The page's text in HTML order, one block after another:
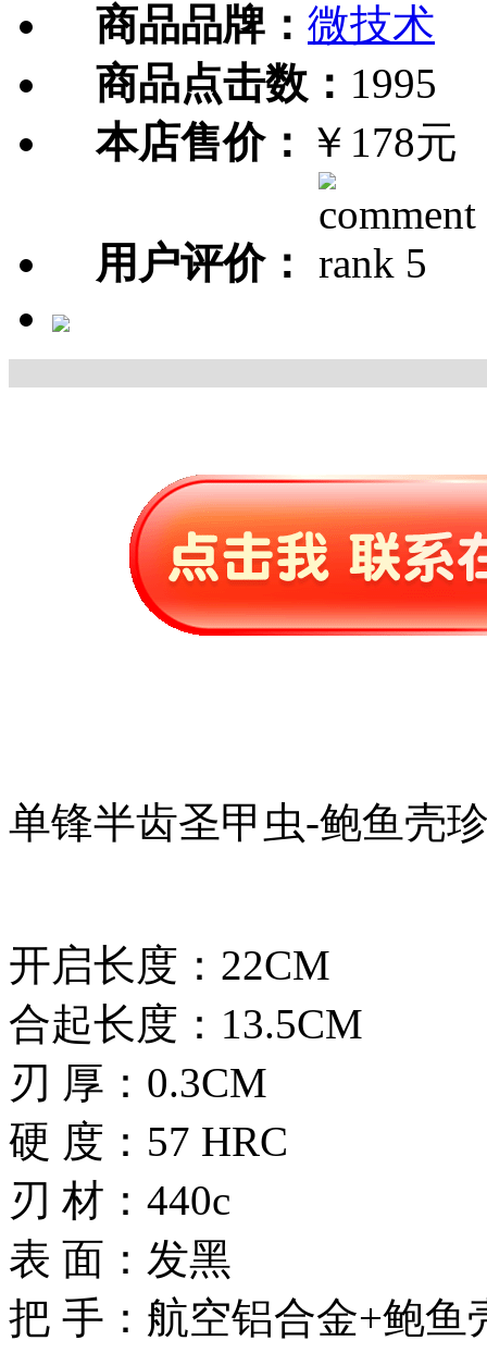
商品品牌： 微技术
商品点击数： 1995
本店售价： ￥178元
用户评价：
单锋半齿圣甲虫-鲍鱼壳
开启长度：22CM
合起长度：13.5CM
刃 厚：0.3CM
硬 度：57 HRC
刃 材：440c
表 面：发黑
把 手：航空铝合金+鲍鱼